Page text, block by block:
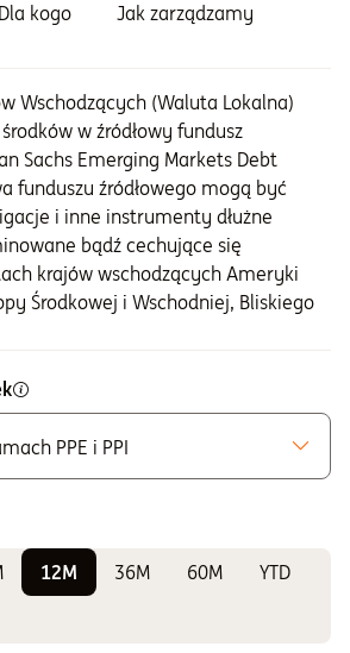
Dla kogo Jak zarządzamy
Wschodzących (Waluta Lokalna)
w źródłowy fundusz
Sachs Emerging Markets Debt
funduszu źródłowego mogą być
i inne instrumenty dłużne
bądź cechujące się
krajów wschodzących Ameryki
Środkowej i Wschodniej, Bliskiego
PPE i PPI
IKE i IKZE
PPE i PPI
12M 36M 60M
YTD